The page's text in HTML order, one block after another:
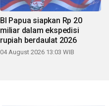
BI Papua siapkan Rp 20
miliar dalam ekspedisi
rupiah berdaulat 2026
04 August 2026 13:03 WIB